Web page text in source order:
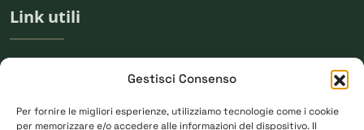
Gestisci Consenso
Per fornire le migliori esperienze, utilizziamo tecnologie come i cookie
per memorizzare e/o accedere alle informazioni del dispositivo. Il
Link utili